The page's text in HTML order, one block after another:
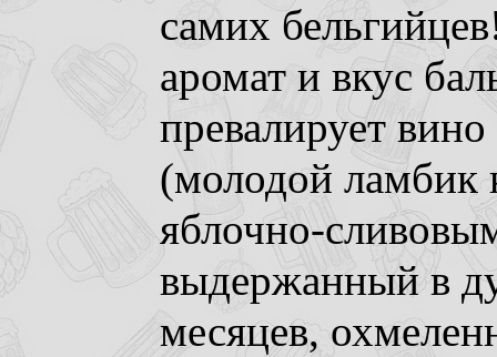
самих
аромат и вкус
превалирует
(молодой ламбик
яблочно-
выдержанный в
месяцев,